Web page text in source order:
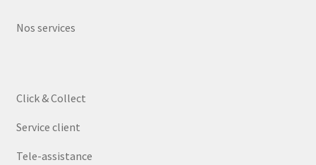
Nos services
Click & Collect
Service client
Tele-assistance